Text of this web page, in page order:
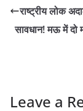
राष्ट्रीय लोक
सावधान! मऊ में दो
Leave a